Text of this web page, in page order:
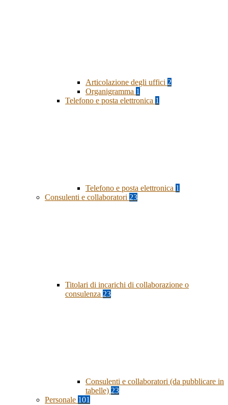
Articolazione degli uffici 2
Organigramma 1
Telefono e posta elettronica 1
Telefono e posta elettronica 1
Consulenti e collaboratori 23
Titolari di incarichi di collaborazione o
consulenza 23
Consulenti e collaboratori (da pubblicare in
tabelle) 23
Personale 101